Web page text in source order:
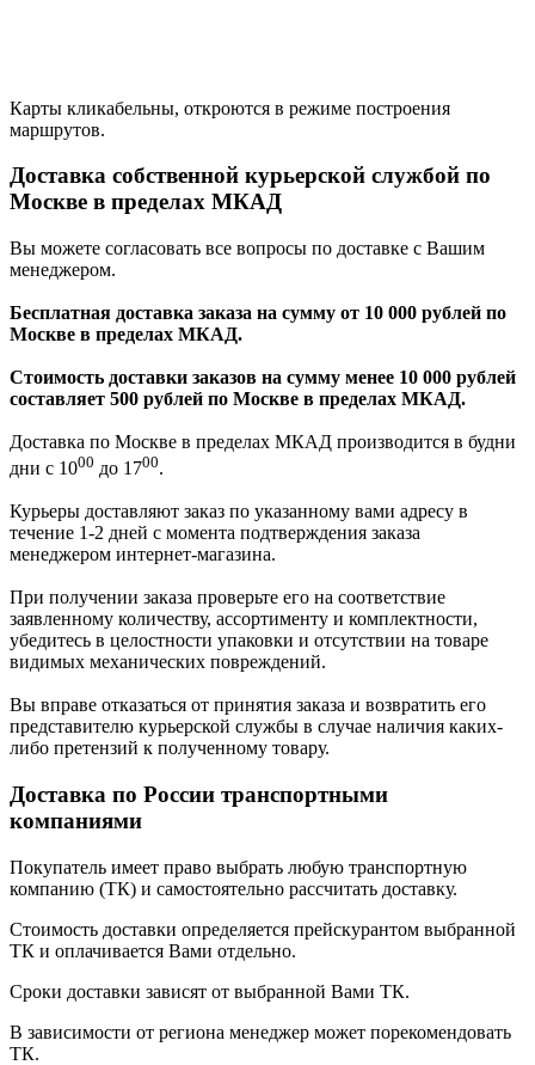
Карты кликабельны, откроются в режиме построения
маршрутов.
Доставка собственной курьерской службой по
Москве в пределах МКАД
Вы можете согласовать все вопросы по доставке с Вашим
менеджером.
Бесплатная доставка заказа на сумму от 10 000 рублей по
Москве в пределах МКАД.
Стоимость доставки заказов на сумму менее 10 000 рублей
составляет 500 рублей по Москве в пределах МКАД.
Доставка по Москве в пределах МКАД производится в будни
дни с 1000 до 1700.
Курьеры доставляют заказ по указанному вами адресу в
течение 1-2 дней с момента подтверждения заказа
менеджером интернет-магазина.
При получении заказа проверьте его на соответствие
заявленному количеству, ассортименту и комплектности,
убедитесь в целостности упаковки и отсутствии на товаре
видимых механических повреждений.
Вы вправе отказаться от принятия заказа и возвратить его
представителю курьерской службы в случае наличия каких-
либо претензий к полученному товару.
Доставка по России транспортными
компаниями
Покупатель имеет право выбрать любую транспортную
компанию (ТК) и самостоятельно рассчитать доставку.
Стоимость доставки определяется прейскурантом выбранной
ТК и оплачивается Вами отдельно.
Сроки доставки зависят от выбранной Вами ТК.
В зависимости от региона менеджер может порекомендовать
ТК.